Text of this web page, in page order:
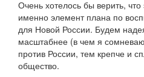
Очень хотелось бы верить,
именно элемент плана по
для Новой России. Будем
масштабнее (в чем я
против России, тем крепче и
общество.